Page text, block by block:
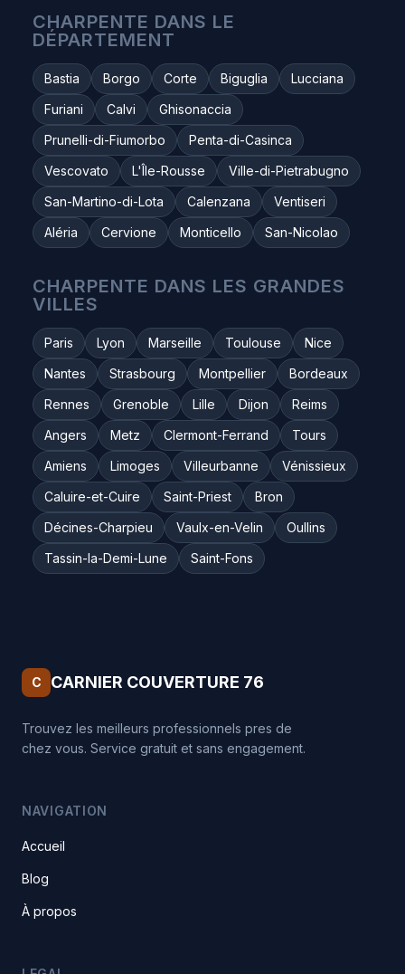
CHARPENTE DANS LE
DÉPARTEMENT
Bastia Borgo Corte Biguglia
Lucciana
Furiani
Calvi
Ghisonaccia
Prunelli-di-Fiumorbo
Penta-di-Casinca
Vescovato
L'Île-Rousse
Ville-di-Pietrabugno
San-Martino-di-Lota
Calenzana
Ventiseri
Aléria
Cervione Monticello San-Nicolao
CHARPENTE DANS LES GRANDES
VILLES
Paris Lyon Marseille Toulouse
Nice
Nantes
Strasbourg Montpellier
Bordeaux
Rennes
Grenoble Lille Dijon
Reims
Angers
Metz Clermont-Ferrand
Tours
Amiens
Limoges Villeurbanne
Vénissieux
Caluire-et-Cuire
Saint-Priest
Bron
Décines-Charpieu
Vaulx-en-Velin
Oullins
Tassin-la-Demi-Lune
Saint-Fons
C CARNIER COUVERTURE 76
Trouvez les meilleurs professionnels pres de
chez vous. Service gratuit et sans engagement.
NAVIGATION
Accueil
Blog
À propos